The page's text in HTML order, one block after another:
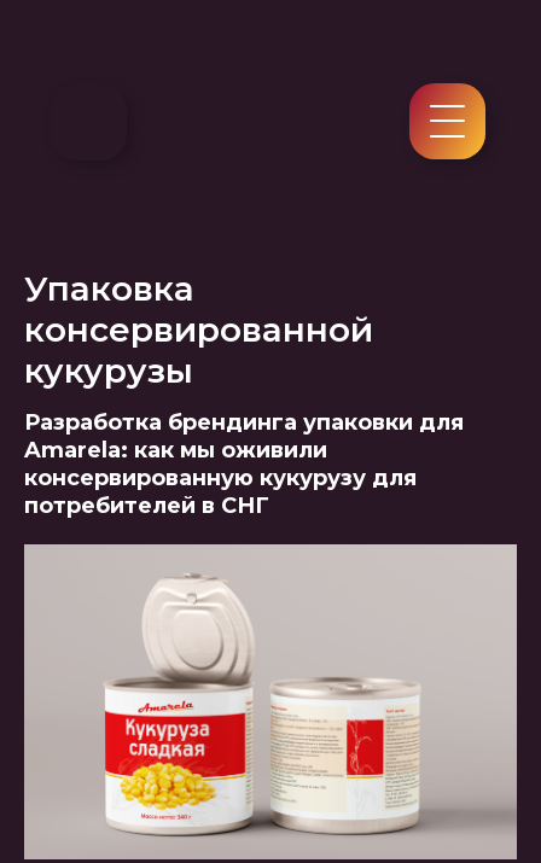
Упаковка
консервированной
кукурузы
Разработка брендинга упаковки для
Amarela: как мы оживили
консервированную кукурузу для
потребителей в СНГ